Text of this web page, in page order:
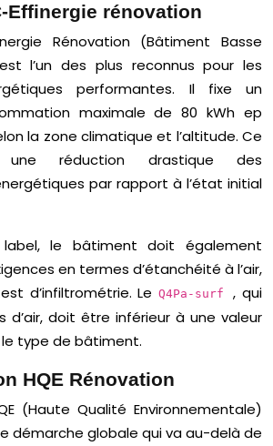
Effinergie rénovation
Rénovation (Bâtiment Basse
l’un des plus reconnus pour les
performantes. Il fixe un
maximale de 80 kWh ep
la zone climatique et l’altitude. Ce
réduction drastique des
par rapport à l’état initial
le bâtiment doit également
en termes d’étanchéité à l’air,
d’infiltrométrie. Le Q4Pa-surf, qui
d’air, doit être inférieur à une valeur
type de bâtiment.
HQE Rénovation
(Haute Qualité Environnementale)
démarche globale qui va au-delà de